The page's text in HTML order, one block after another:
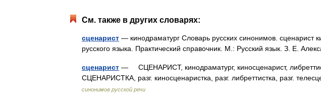
См. также в других словарях:
сценарист — кинодраматург Словарь русских синонимов. сценарист
русского языка. Практический справочник. М.: Русский язык. З. Е.
сценарист — СЦЕНАРИСТ, кинодраматург, киносценарист,
СЦЕНАРИСТКА, разг. киносценаристка, разг. либреттистка, разг.
синонимов русской речи